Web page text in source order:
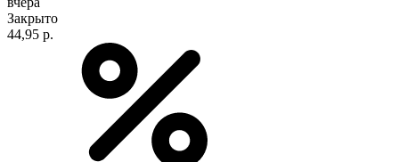
Закрыто
44,95 р.